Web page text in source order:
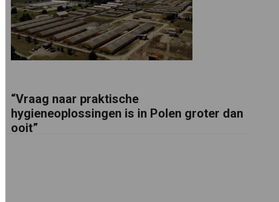
“Vraag naar praktische
hygieneoplossingen is in Polen groter dan
ooit”